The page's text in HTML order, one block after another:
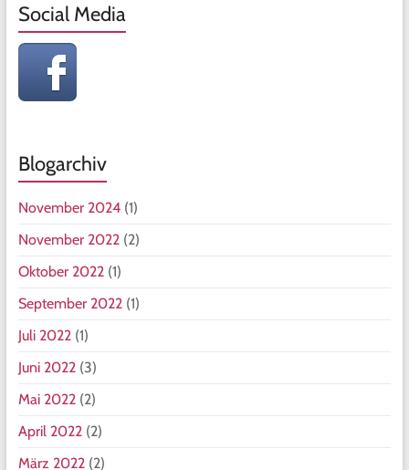
Social Media
Blogarchiv
November 2024(1)
November 2022(2)
Oktober 2022(1)
September 2022(1)
Juli 2022(1)
Juni 2022(3)
Mai 2022(2)
April 2022(2)
März 2022(2)